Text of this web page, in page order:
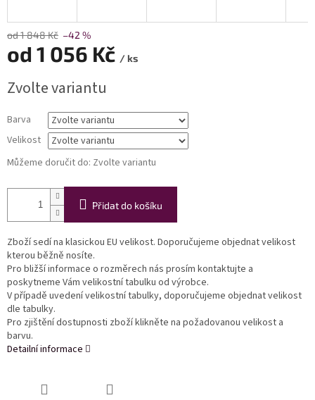
od 1 848 Kč –42 %
od 1 056 Kč / ks
cena:
Zvolte variantu
Barva
Velikost
Můžeme doručit do: Zvolte variantu
Přidat do košíku
Zboží sedí na klasickou EU velikost. Doporučujeme objednat velikost
kterou běžně nosíte.
Pro bližší informace o rozměrech nás prosím kontaktujte a
poskytneme Vám velikostní tabulku od výrobce.
V případě uvedení velikostní tabulky, doporučujeme objednat velikost
dle tabulky.
Pro zjištění dostupnosti zboží klikněte na požadovanou velikost a
barvu.
Detailní informace